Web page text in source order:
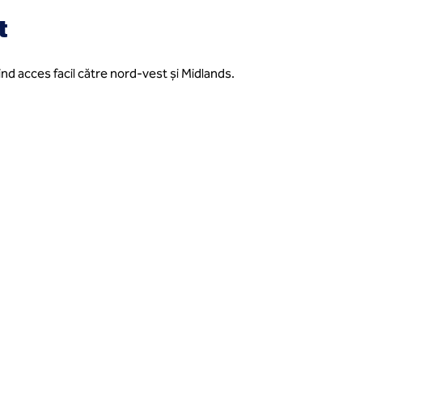
acces facil către nord-vest și Midlands.